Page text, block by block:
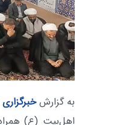
به گزارش
اهل‌بیت (ع) همراه